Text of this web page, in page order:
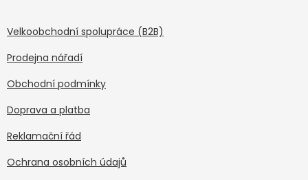
Velkoobchodní spolupráce (B2B)
Prodejna nářadí
Obchodní podmínky
Doprava a platba
Reklamační řád
Ochrana osobních údajů